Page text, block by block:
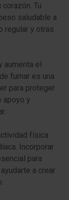
Tu
saludable a
regular y otras
aumenta el
fumar es una
para proteger
apoyo y
física
Incorporar
para
a crear